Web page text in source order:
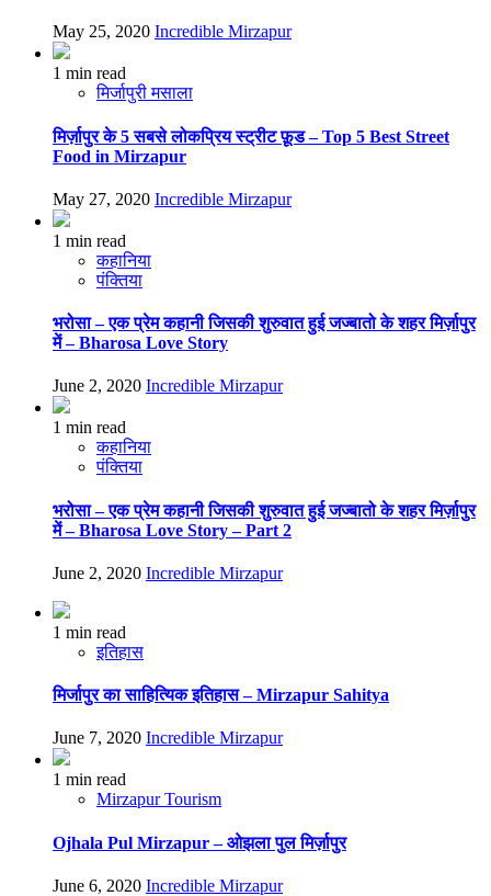
May 25, 2020 Incredible Mirzapur
1 min read
मिर्जापुरी मसाला
मिर्ज़ापुर के 5 सबसे लोकप्रिय स्ट्रीट फ़ूड – Top 5 Best Street
Food in Mirzapur
May 27, 2020 Incredible Mirzapur
1 min read
कहानिया
पंक्तिया
भरोसा – एक प्रेम कहानी जिसकी शुरुवात हुई जज्बातो के शहर मिर्ज़ापुर
में – Bharosa Love Story
June 2, 2020 Incredible Mirzapur
1 min read
कहानिया
पंक्तिया
भरोसा – एक प्रेम कहानी जिसकी शुरुवात हुई जज्बातो के शहर मिर्ज़ापुर
में – Bharosa Love Story – Part 2
June 2, 2020 Incredible Mirzapur
1 min read
इतिहास
मिर्जापुर का साहित्यिक इतिहास – Mirzapur Sahitya
June 7, 2020 Incredible Mirzapur
1 min read
Mirzapur Tourism
Ojhala Pul Mirzapur – ओझला पुल मिर्ज़ापुर
June 6, 2020 Incredible Mirzapur